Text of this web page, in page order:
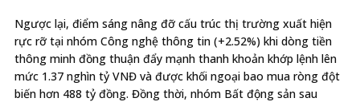
Ngược lại, điểm sáng nâng đỡ cấu trúc thị trường xuất hiện
rực rỡ tại nhóm Công nghệ thông tin (+2.52%) khi dòng tiền
thông minh đồng thuận đẩy mạnh thanh khoản khớp lệnh lên
mức 1.37 nghìn tỷ VNĐ và được khối ngoại bao mua ròng đột
biến hơn 488 tỷ đồng. Đồng thời, nhóm Bất động sản sau